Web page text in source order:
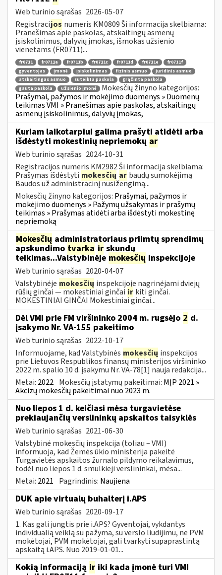
Web turinio sąrašas 2026-05-07
Registracijos numeris KM0809 Ši informacija skelbiama:
Pranešimas apie paskolas, atskaitingų asmenų
įsiskolinimus, dalyvių įmokas, išmokas užsienio
vienetams (FR0711)...
fr0711 fr0711a fr0711b fr0711c fr0711d fr0711e
fr0711f
gyventojas
įmonė įsiskolinimas fizinis asmuo
juridinis asmuo
atskaitingas asmuo
suteikta paskola
grąžinta paskola
gauta paskola
užsienio įmonė
Mokesčių žinyno kategorijos:
Prašymai, pažymos ir mokėjimo duomenys » Duomenų
teikimas VMI » Pranešimas apie paskolas, atskaitingų
asmenų įsiskolinimus, dalyvių įmokas,
Kuriam laikotarpiui galima prašyti atidėti arba
išdėstyti mokestinių nepriemokų ar
Web turinio sąrašas 2024-10-31
Registracijos numeris KM2982 Ši informacija skelbiama:
Prašymas išdėstyti mokesčių ar baudų sumokėjimą
Baudos už administracinį nusižengimą...
Mokesčių žinyno kategorijos: Prašymai, pažymos ir
mokėjimo duomenys » Pažymų užsakymas ir prašymų
teikimas » Prašymas atidėti arba išdėstyti mokestinę
nepriemoką
Mokesčių administratoriaus priimtų sprendimų
apskundimo tvarka ir skundų
teikimas...Valstybinėje mokesčių inspekcijoje
Web turinio sąrašas 2020-04-07
Valstybinėje mokesčių inspekcijoje nagrinėjami dviejų
rūšių ginčai — mokestiniai ginčai ir kiti ginčai.
MOKESTINIAI GINČAI Mokestiniai ginčai...
Dėl VMI prie FM viršininko 2004 m. rugsėjo 2 d.
įsakymo Nr. VA-155 pakeitimo
Web turinio sąrašas 2022-10-17
Informuojame, kad Valstybinės mokesčių inspekcijos
prie Lietuvos Respublikos finansų ministerijos viršininko
2022 m. spalio 10 d. įsakymu Nr. VA-78[1] nauja redakcija...
Metai: 2022 Mokesčių įstatymų pakeitimai: MĮP 2021 »
Akcizų mokesčių pakeitimai nuo 2023 m.
Nuo liepos 1 d. keičiasi mėsa turgavietėse
prekiaujančių verslininkų apskaitos taisyklės
Web turinio sąrašas 2021-06-30
Valstybinė mokesčių inspekcija (toliau – VMI)
informuoja, kad Žemės ūkio ministerija pakeitė
Turgavietės apskaitos žurnalo pildymo reikalavimus,
todėl nuo liepos 1 d. smulkieji verslininkai, mėsa...
Metai: 2021 Pagrindinis: Naujiena
DUK apie virtualų buhalterį i.APS
Web turinio sąrašas 2020-09-17
1. Kas gali jungtis prie i.APS? Gyventojai, vykdantys
individualią veiklą su pažyma, su verslo liudijimu, ne PVM
mokėtojai, PVM mokėtojai, gali tvarkyti supaprastintą
apskaitą i.APS. Nuo 2019-01-01...
Kokią informaciją ir iki kada įmonė turi VMI